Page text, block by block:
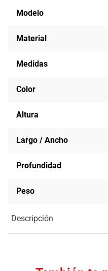
Modelo
Material
Medidas
Color
Altura
Largo / Ancho
Profundidad
Peso
Descripción